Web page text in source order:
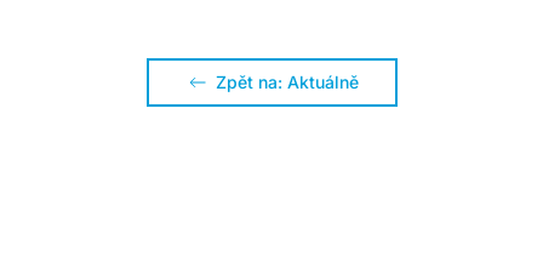
Zpět na: Aktuálně